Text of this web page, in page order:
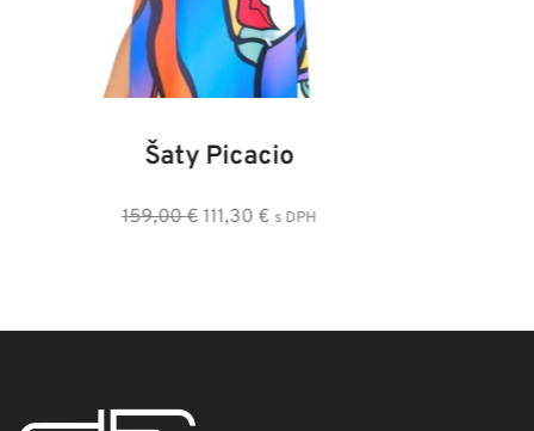
Kabát Beastie
249,00€Pôvodná
124,50€